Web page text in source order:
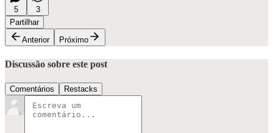
5
3
Partilhar
Anterior
Próximo
Discussão sobre este post
Comentários Restacks